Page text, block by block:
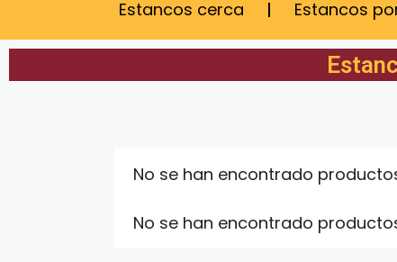
Estancos cerca Estancos
No se han encontrado
No se han encontrado